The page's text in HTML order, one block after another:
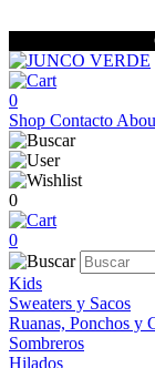
0
Shop Contacto
0
0
Kids
Sweaters y Sacos
Ruanas, Ponchos y
Sombreros
Hilados